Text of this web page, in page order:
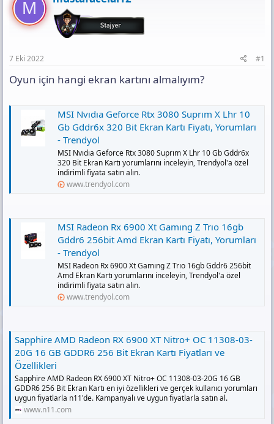
a
t
n
r
i
l
a
s
ı
K
o
p
y
a
l
a
M
7 Eki 2022 #1
Oyun için hangi ekran kartını almalıyım?
MSI Nvıdıa Geforce Rtx 3080 Suprım X Lhr 10
Gb Gddr6x 320 Bit Ekran Kartı Fiyatı, Yorumları
- Trendyol
MSI Nvıdıa Geforce Rtx 3080 Suprım X Lhr 10 Gb Gddr6x
320 Bit Ekran Kartı yorumlarını inceleyin, Trendyol'a özel
indirimli fiyata satın alın.
www.trendyol.com
MSI Radeon Rx 6900 Xt Gamıng Z Trıo 16gb
Gddr6 256bit Amd Ekran Kartı Fiyatı, Yorumları
- Trendyol
MSI Radeon Rx 6900 Xt Gamıng Z Trıo 16gb Gddr6 256bit
Amd Ekran Kartı yorumlarını inceleyin, Trendyol'a özel
indirimli fiyata satın alın.
www.trendyol.com
Sapphire AMD Radeon RX 6900 XT Nitro+ OC 11308-03-
20G 16 GB GDDR6 256 Bit Ekran Kartı Fiyatları ve
Özellikleri
Sapphire AMD Radeon RX 6900 XT Nitro+ OC 11308-03-20G 16 GB
GDDR6 256 Bit Ekran Kartı en iyi özellikleri ve gerçek kullanıcı yorumları
uygun fiyatlarla n11'de. Kampanyalı ve uygun fiyatlarla satın al.
www.n11.com